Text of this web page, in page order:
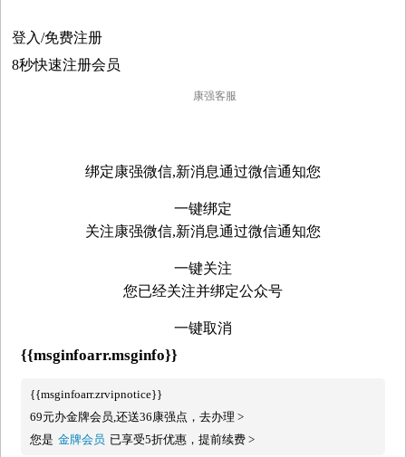
登入/免费注册
8秒快速注册会员
康强客服
绑定康强微信,新消息通过微信通知您
一键绑定
关注康强微信,新消息通过微信通知您
一键关注
您已经关注并绑定公众号
一键取消
{{msginfoarr.msginfo}}
{{msginfoarr.zrvipnotice}}
69元办金牌会员,还送36康强点，去办理 >
您是 金牌会员 已享受5折优惠，提前续费 >